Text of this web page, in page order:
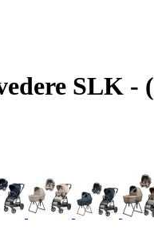
SLK